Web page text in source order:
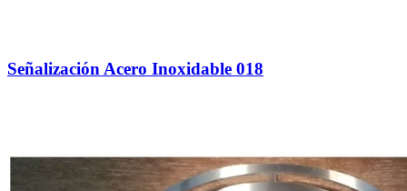
Señalización Acero Inoxidable 018